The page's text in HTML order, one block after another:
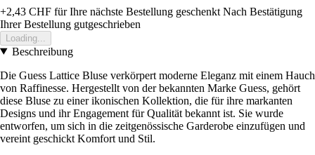
+2,43 CHF für Ihre nächste Bestellung geschenkt Nach Bestätigung
Ihrer Bestellung gutgeschrieben
Loading...
Beschreibung
Die Guess Lattice Bluse verkörpert moderne Eleganz mit einem Hauch
von Raffinesse. Hergestellt von der bekannten Marke Guess, gehört
diese Bluse zu einer ikonischen Kollektion, die für ihre markanten
Designs und ihr Engagement für Qualität bekannt ist. Sie wurde
entworfen, um sich in die zeitgenössische Garderobe einzufügen und
vereint geschickt Komfort und Stil.